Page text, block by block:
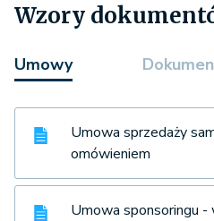
Wzory
Umowy
Umowa sprzedaży
omówieniem
Umowa sponsoringu